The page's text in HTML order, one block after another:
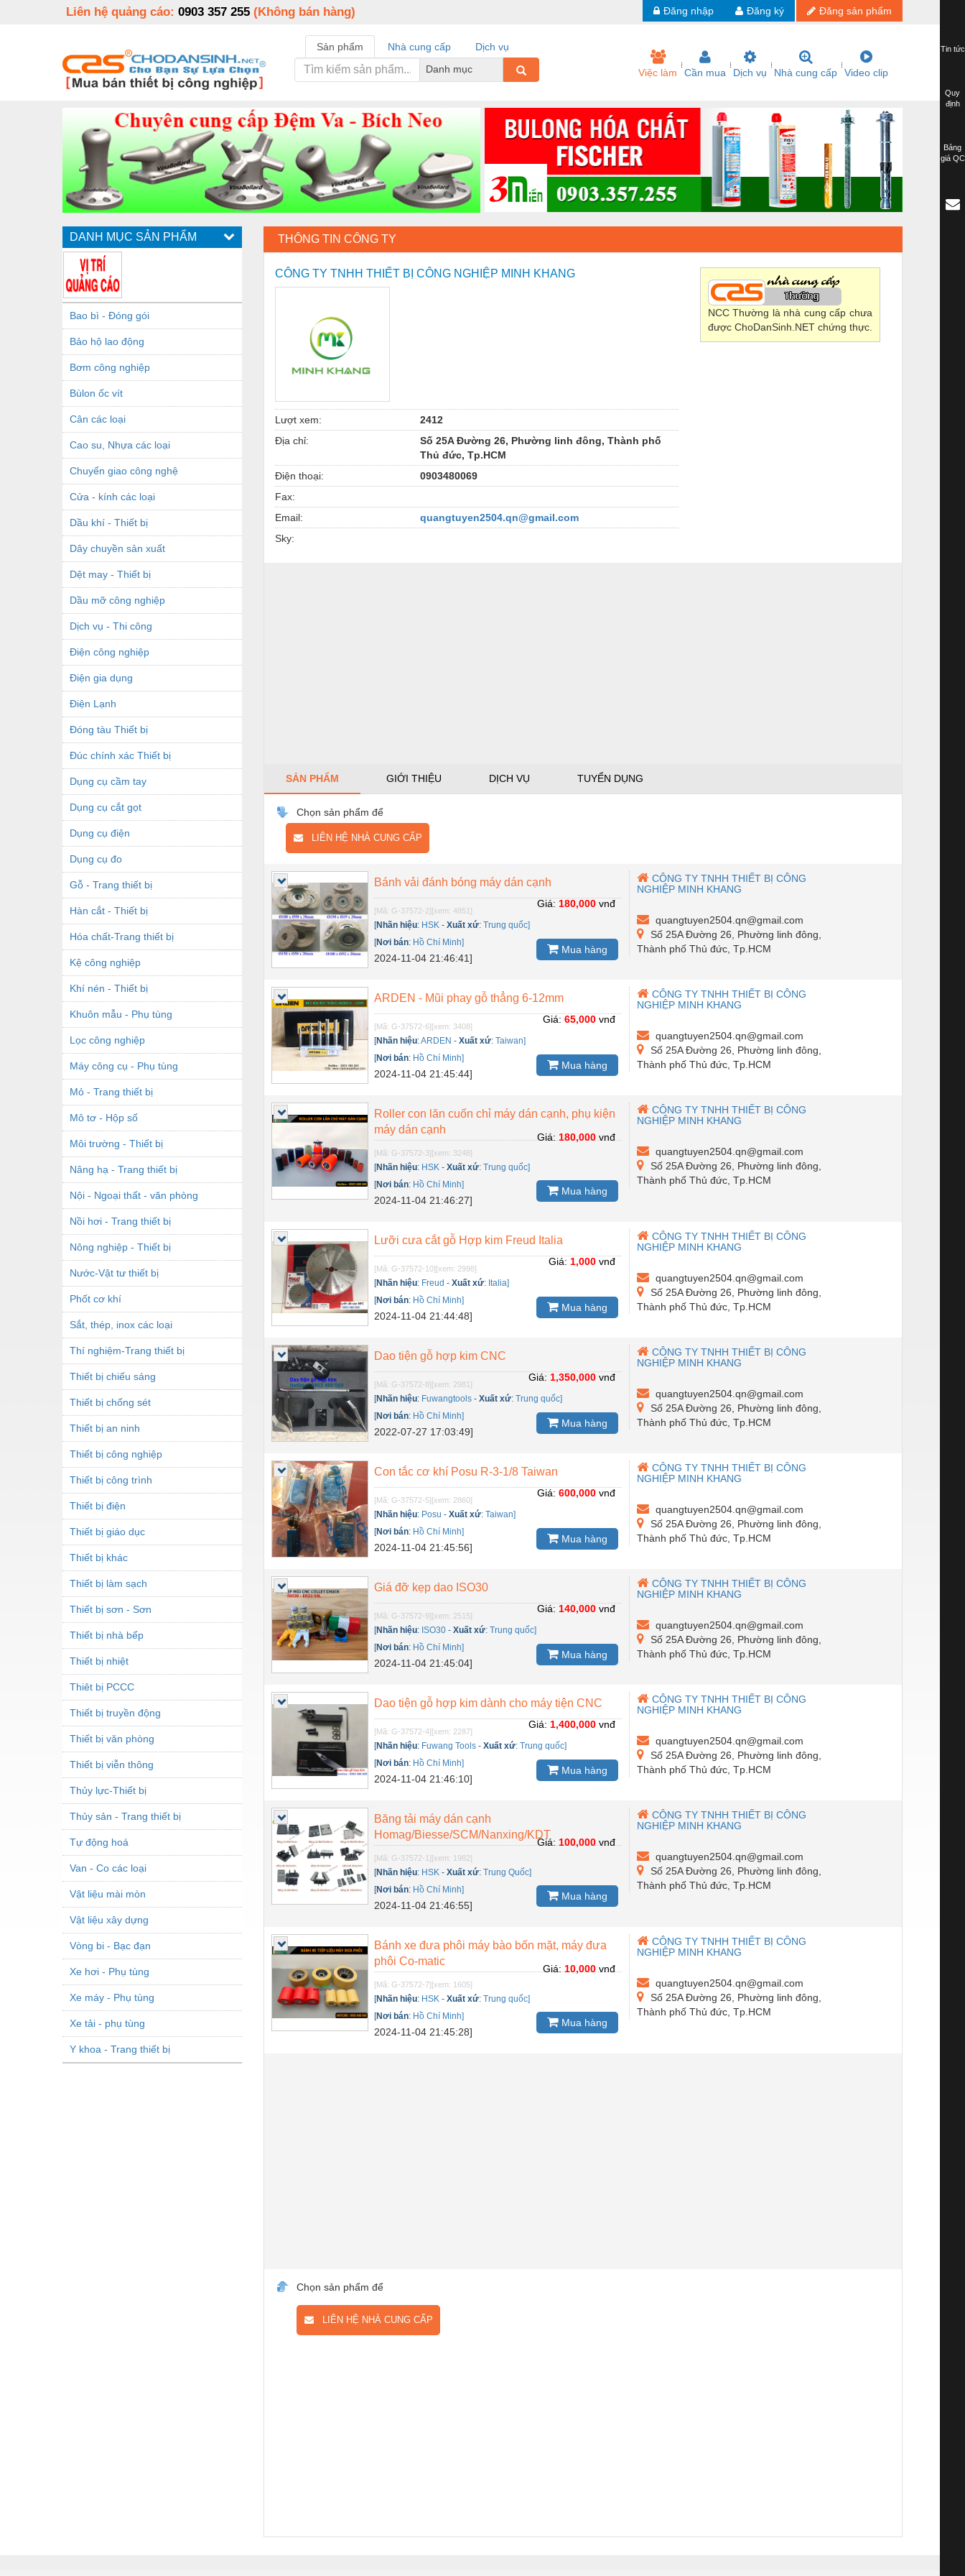
Liên hệ quảng cáo: 0903 357 255 (Không bán hàng) Đăng sản phẩm
Đăng ký
Đăng nhập
Sản phẩm Nhà cung cấp
Dịch vụ
Danh mục
Việc làm Cần mua Dịch vụ Nhà cung cấp Video clip
DANH MỤC SẢN PHẨM
Bao bì - Đóng gói
Bảo hộ lao động
Bơm công nghiệp
Bùlon ốc vít
Cân các loại
Cao su, Nhựa các loại
Chuyển giao công nghệ
Cửa - kính các loại
Dầu khí - Thiết bị
Dây chuyền sản xuất
Dệt may - Thiết bị
Dầu mỡ công nghiệp
Dịch vụ - Thi công
Điện công nghiệp
Điện gia dụng
Điện Lạnh
Đóng tàu Thiết bị
Đúc chính xác Thiết bị
Dụng cụ cầm tay
Dụng cụ cắt gọt
Dụng cụ điện
Dụng cụ đo
Gỗ - Trang thiết bị
Hàn cắt - Thiết bị
Hóa chất-Trang thiết bị
Kệ công nghiệp
Khí nén - Thiết bị
Khuôn mẫu - Phụ tùng
Lọc công nghiệp
Máy công cụ - Phụ tùng
Mỏ - Trang thiết bị
Mô tơ - Hộp số
Môi trường - Thiết bị
Nâng hạ - Trang thiết bị
Nội - Ngoại thất - văn phòng
Nồi hơi - Trang thiết bị
Nông nghiệp - Thiết bị
Nước-Vật tư thiết bị
Phốt cơ khí
Sắt, thép, inox các loại
Thí nghiệm-Trang thiết bị
Thiết bị chiếu sáng
Thiết bị chống sét
Thiết bị an ninh
Thiết bị công nghiệp
Thiết bị công trình
Thiết bị điện
Thiết bị giáo dục
Thiết bị khác
Thiết bị làm sạch
Thiết bị sơn - Sơn
Thiết bị nhà bếp
Thiết bị nhiệt
Thiêt bị PCCC
Thiết bị truyền động
Thiết bị văn phòng
Thiết bị viễn thông
Thủy lực-Thiết bị
Thủy sản - Trang thiết bị
Tự động hoá
Van - Co các loại
Vật liệu mài mòn
Vật liệu xây dựng
Vòng bi - Bạc đạn
Xe hơi - Phụ tùng
Xe máy - Phụ tùng
Xe tải - phụ tùng
Y khoa - Trang thiết bị
THÔNG TIN CÔNG TY
CÔNG TY TNHH THIẾT BỊ CÔNG NGHIỆP MINH KHANG
Lượt xem:
2412
Địa chỉ:
Số 25A Đường 26, Phường linh đông, Thành phố
Thủ đức, Tp.HCM
Điện thoại:
0903480069
Fax:
Email:
quangtuyen2504.qn@gmail.com
Sky:
NCC Thường là nhà cung cấp chưa
được ChoDanSinh.NET chứng thực.
SẢN PHẨM GIỚI THIỆU DỊCH VỤ TUYỂN DỤNG
Chọn sản phẩm để
LIÊN HỆ NHÀ CUNG CẤP
Bánh vải đánh bóng máy dán cạnh
[Mã: G-37572-2][xem: 4851]
[Nhãn hiệu: HSK -Xuất xứ:Trung quốc]
[Nơi bán: Hồ Chí Minh]
2024-11-04 21:46:41]
Giá: 180,000vnđ
Mua hàng
CÔNG TY TNHH THIẾT BỊ CÔNG
NGHIỆP MINH KHANG
quangtuyen2504.qn@gmail.com
Số 25A Đường 26, Phường linh đông,
Thành phố Thủ đức, Tp.HCM
ARDEN - Mũi phay gỗ thẳng 6-12mm
[Mã: G-37572-6][xem: 3408]
[Nhãn hiệu:ARDEN -Xuất xứ:Taiwan]
[Nơi bán: Hồ Chí Minh]
2024-11-04 21:45:44]
Giá: 65,000vnđ
Mua hàng
CÔNG TY TNHH THIẾT BỊ CÔNG
NGHIỆP MINH KHANG
quangtuyen2504.qn@gmail.com
Số 25A Đường 26, Phường linh đông,
Thành phố Thủ đức, Tp.HCM
Roller con lăn cuốn chỉ máy dán cạnh, phụ kiện
máy dán cạnh
[Mã: G-37572-3][xem: 3248]
[Nhãn hiệu: HSK -Xuất xứ:Trung quốc]
[Nơi bán: Hồ Chí Minh]
2024-11-04 21:46:27]
Giá: 180,000vnđ
Mua hàng
CÔNG TY TNHH THIẾT BỊ CÔNG
NGHIỆP MINH KHANG
quangtuyen2504.qn@gmail.com
Số 25A Đường 26, Phường linh đông,
Thành phố Thủ đức, Tp.HCM
Lưỡi cưa cắt gỗ Hợp kim Freud Italia
[Mã: G-37572-10][xem: 2998]
[Nhãn hiệu: Freud -Xuất xứ: Italia]
[Nơi bán: Hồ Chí Minh]
2024-11-04 21:44:48]
Giá: 1,000vnđ
Mua hàng
CÔNG TY TNHH THIẾT BỊ CÔNG
NGHIỆP MINH KHANG
quangtuyen2504.qn@gmail.com
Số 25A Đường 26, Phường linh đông,
Thành phố Thủ đức, Tp.HCM
Dao tiện gỗ hợp kim CNC
[Mã: G-37572-8][xem: 2981]
[Nhãn hiệu: Fuwangtools -Xuất xứ:Trung quốc]
[Nơi bán: Hồ Chí Minh]
2022-07-27 17:03:49]
Giá: 1,350,000vnđ
Mua hàng
CÔNG TY TNHH THIẾT BỊ CÔNG
NGHIỆP MINH KHANG
quangtuyen2504.qn@gmail.com
Số 25A Đường 26, Phường linh đông,
Thành phố Thủ đức, Tp.HCM
Con tắc cơ khí Posu R-3-1/8 Taiwan
[Mã: G-37572-5][xem: 2860]
[Nhãn hiệu: Posu -Xuất xứ:Taiwan]
[Nơi bán: Hồ Chí Minh]
2024-11-04 21:45:56]
Giá: 600,000vnđ
Mua hàng
CÔNG TY TNHH THIẾT BỊ CÔNG
NGHIỆP MINH KHANG
quangtuyen2504.qn@gmail.com
Số 25A Đường 26, Phường linh đông,
Thành phố Thủ đức, Tp.HCM
Giá đỡ kẹp dao ISO30
[Mã: G-37572-9][xem: 2515]
[Nhãn hiệu: ISO30 -Xuất xứ:Trung quốc]
[Nơi bán: Hồ Chí Minh]
2024-11-04 21:45:04]
Giá: 140,000vnđ
Mua hàng
CÔNG TY TNHH THIẾT BỊ CÔNG
NGHIỆP MINH KHANG
quangtuyen2504.qn@gmail.com
Số 25A Đường 26, Phường linh đông,
Thành phố Thủ đức, Tp.HCM
Dao tiện gỗ hợp kim dành cho máy tiện CNC
[Mã: G-37572-4][xem: 2287]
[Nhãn hiệu: Fuwang Tools -Xuất xứ:Trung quốc]
[Nơi bán: Hồ Chí Minh]
2024-11-04 21:46:10]
Giá: 1,400,000vnđ
Mua hàng
CÔNG TY TNHH THIẾT BỊ CÔNG
NGHIỆP MINH KHANG
quangtuyen2504.qn@gmail.com
Số 25A Đường 26, Phường linh đông,
Thành phố Thủ đức, Tp.HCM
Băng tải máy dán cạnh
Homag/Biesse/SCM/Nanxing/KDT
[Mã: G-37572-1][xem: 1982]
[Nhãn hiệu: HSK -Xuất xứ:Trung Quốc]
[Nơi bán: Hồ Chí Minh]
2024-11-04 21:46:55]
Giá: 100,000vnđ
Mua hàng
CÔNG TY TNHH THIẾT BỊ CÔNG
NGHIỆP MINH KHANG
quangtuyen2504.qn@gmail.com
Số 25A Đường 26, Phường linh đông,
Thành phố Thủ đức, Tp.HCM
Bánh xe đưa phôi máy bào bốn mặt, máy đưa
phôi Co-matic
[Mã: G-37572-7][xem: 1605]
[Nhãn hiệu: HSK -Xuất xứ:Trung quốc]
[Nơi bán: Hồ Chí Minh]
2024-11-04 21:45:28]
Giá: 10,000vnđ
Mua hàng
CÔNG TY TNHH THIẾT BỊ CÔNG
NGHIỆP MINH KHANG
quangtuyen2504.qn@gmail.com
Số 25A Đường 26, Phường linh đông,
Thành phố Thủ đức, Tp.HCM
Chọn sản phẩm để
LIÊN HỆ NHÀ CUNG CẤP
Tin tức
Quy
định
Bảng
giá QC